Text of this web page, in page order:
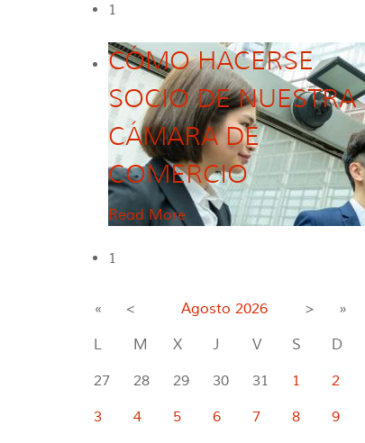
1
CÓMO HACERSE
SOCIO DE NUESTRA
CÁMARA DE
COMERCIO
Read More
1
« < Agosto 2026 >
»
L
M X J V S
D
27
28 29 30 31 1
2
3
4 5 6 7 8
9